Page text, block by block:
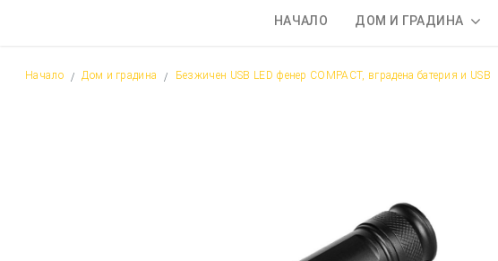
НАЧАЛО ДОМ И ГРАДИНА
Начало Дом и градина Безжичен USB LED фенер COMPACT, вградена батерия и USB